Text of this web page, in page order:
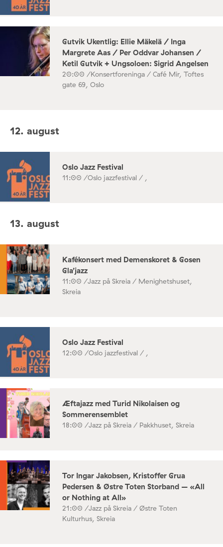
Gutvik Ukentlig: Ellie Mäkelä / Inga
Margrete Aas / Per Oddvar Johansen /
Ketil Gutvik + Ungsoloen: Sigrid Angelsen
20:00 /Konsertforeninga / Café Mir, Toftes
gate 69, Oslo
12. august
Oslo Jazz Festival
11:00 /Oslo jazzfestival / ,
13. august
Kafékonsert med Demenskoret & Gosen
Gla’jazz
11:00 /Jazz på Skreia / Menighetshuset,
Skreia
Oslo Jazz Festival
12:00 /Oslo jazzfestival / ,
Æftajazz med Turid Nikolaisen og
Sommerensemblet
18:00 /Jazz på Skreia / Pakkhuset, Skreia
Tor Ingar Jakobsen, Kristoffer Grua
Pedersen & Østre Toten Storband – «All
or Nothing at All»
21:00 /Jazz på Skreia / Østre Toten
Kulturhus, Skreia